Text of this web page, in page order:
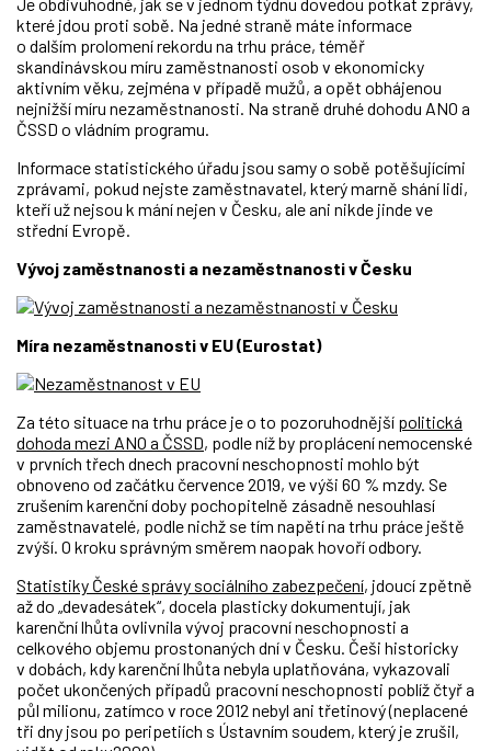
které jdou proti sobě. Na jedné straně máte informace
o dalším prolomení rekordu na trhu práce, téměř
skandinávskou míru zaměstnanosti osob v ekonomicky
aktivním věku, zejména v případě mužů, a opět obhájenou
nejnižší míru nezaměstnanosti. Na straně druhé dohodu ANO a
ČSSD o vládním programu.
Informace statistického úřadu jsou samy o sobě potěšujícími
zprávami, pokud nejste zaměstnavatel, který marně shání lidi,
kteří už nejsou k mání nejen v Česku, ale ani nikde jinde ve
střední Evropě.
Vývoj zaměstnanosti a nezaměstnanosti v Česku
Míra nezaměstnanosti v EU (Eurostat)
Za této situace na trhu práce je o to pozoruhodnější politická
dohoda mezi ANO a ČSSD, podle níž by proplácení nemocenské
v prvních třech dnech pracovní neschopnosti mohlo být
obnoveno od začátku července 2019, ve výši 60 % mzdy. Se
zrušením karenční doby pochopitelně zásadně nesouhlasí
zaměstnavatelé, podle nichž se tím napětí na trhu práce ještě
zvýší. O kroku správným směrem naopak hovoří odbory.
Statistiky České správy sociálního zabezpečení, jdoucí zpětně
až do „devadesátek“, docela plasticky dokumentují, jak
karenční lhůta ovlivnila vývoj pracovní neschopnosti a
celkového objemu prostonaných dní v Česku. Češi historicky
v dobách, kdy karenční lhůta nebyla uplatňována, vykazovali
počet ukončených případů pracovní neschopnosti poblíž čtyř a
půl milionu, zatímco v roce 2012 nebyl ani třetinový (neplacené
tři dny jsou po peripetiích s Ústavním soudem, který je zrušil,